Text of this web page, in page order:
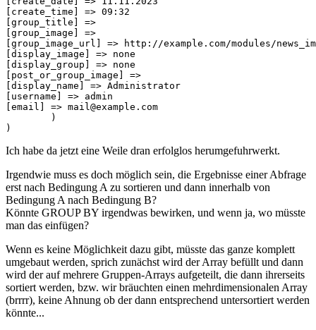
[create_time] => 09:32
[group_title] =>
[group_image] =>
[group_image_url] => http://example.com/modules/
[display_image] => none
[display_group] => none
[post_or_group_image] =>
[display_name] => Administrator
[username] => admin
[email] => mail@example.com
        )
)
Ich habe da jetzt eine Weile dran erfolglos herumgefuhrwerkt.
Irgendwie muss es doch möglich sein, die Ergebnisse einer Abfrage
erst nach Bedingung A zu sortieren und dann innerhalb von
Bedingung A nach Bedingung B?
Könnte GROUP BY irgendwas bewirken, und wenn ja, wo müsste
man das einfügen?
Wenn es keine Möglichkeit dazu gibt, müsste das ganze komplett
umgebaut werden, sprich zunächst wird der Array befüllt und dann
wird der auf mehrere Gruppen-Arrays aufgeteilt, die dann ihrerseits
sortiert werden, bzw. wir bräuchten einen mehrdimensionalen Array
(brrrr), keine Ahnung ob der dann entsprechend untersortiert werden
könnte...